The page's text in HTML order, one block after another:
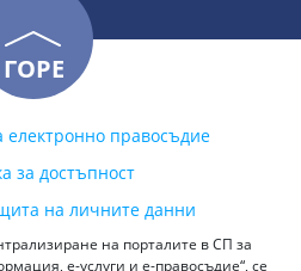
ГОРЕ
електронно правосъдие
за достъпност
на личните данни
на порталите в СП за
е-услуги и е-правосъдие“, се